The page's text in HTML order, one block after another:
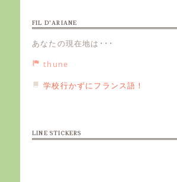
FIL D’ARIANE
あなたの現在地は･･･
thune
学校行かずにフランス語！
LINE STICKERS